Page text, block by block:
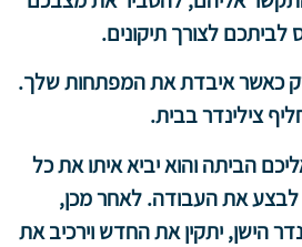
לביתכם לצורך תיקונים.
רק כאשר איבדת את המפתחות שלך.
צילינדר בבית.
הביתה והוא יביא איתו את כל
לבצע את העבודה. לאחר מכן,
הישן, יתקין את החדש וירכיב את